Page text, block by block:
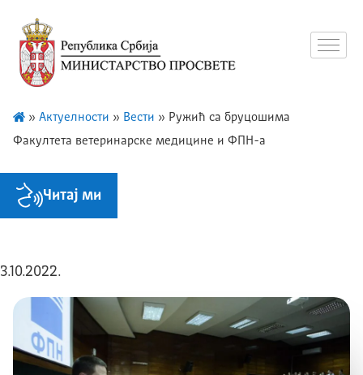
» Актуелности » Вести » Ружић са бруцошима
Факултета ветеринарске медицине и ФПН-а
Читај ми
3.10.2022.